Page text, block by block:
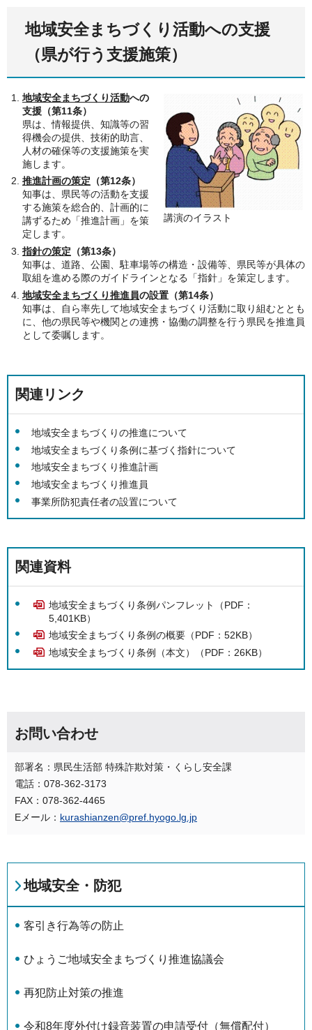
地域安全まちづくり活動への支援
（県が行う支援施策）
講演のイラスト
地域安全まちづくり活動への
支援（第11条）
県は、情報提供、知識等の習
得機会の提供、技術的助言、
人材の確保等の支援施策を実
施します。
推進計画の策定 （第12条）
知事は、県民等の活動を支援
する施策を総合的、計画的に
講ずるため「推進計画」を策
定します。
指針の策定 （第13条）
知事は、道路、公園、駐車場等の構造・設備等、県民等が具体の
取組を進める際のガイドラインとなる「指針」を策定します。
地域安全まちづくり推進員の設置（第14条）
知事は、自ら率先して地域安全まちづくり活動に取り組むととも
に、他の県民等や機関との連携・協働の調整を行う県民を推進員
として委嘱します。
関連リンク
地域安全まちづくりの推進について
地域安全まちづくり条例に基づく指針について
地域安全まちづくり推進計画
地域安全まちづくり推進員
事業所防犯責任者の設置について
関連資料
地域安全まちづくり条例パンフレット（PDF：
5,401KB）
地域安全まちづくり条例の概要（PDF：52KB）
地域安全まちづくり条例（本文）（PDF：26KB）
お問い合わせ
部署名：県民生活部 特殊詐欺対策・くらし安全課
電話：078-362-3173
FAX：078-362-4465
Eメール： kurashianzen@pref.hyogo.lg.jp
地域安全・防犯
客引き行為等の防止
ひょうご地域安全まちづくり推進協議会
再犯防止対策の推進
令和8年度外付け録音装置の申請受付（無償配付）